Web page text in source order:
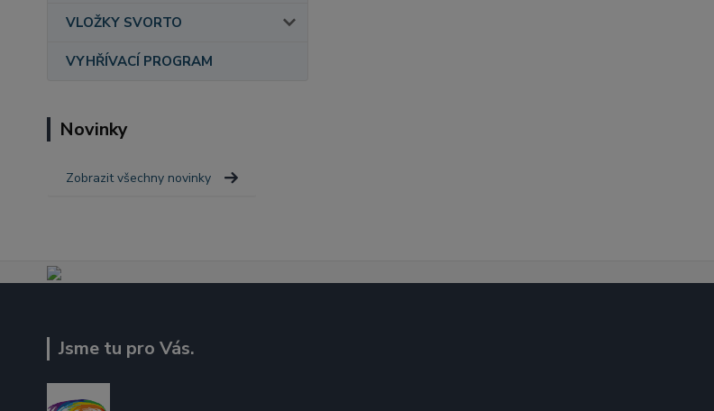
VLOŽKY SVORTO
VYHŘÍVACÍ PROGRAM
Novinky
Zobrazit všechny novinky
Jsme tu pro Vás.